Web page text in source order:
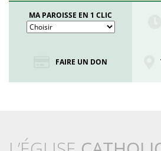
MA PAROISSE EN 1 CLIC
FAIRE UN DON